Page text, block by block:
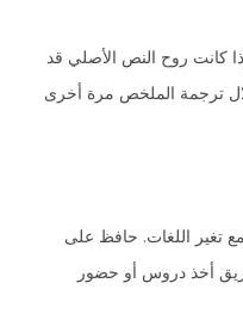
كانت روح النص الأصلي قد
ترجمة الملخص مرة أخرى
تغير اللغات. حافظ على
أخذ دروس أو حضور